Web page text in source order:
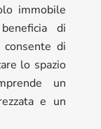
immobile
di
di
lo spazio
un
e un